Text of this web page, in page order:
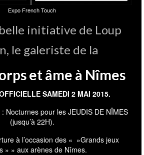
Expo French Touch
initiative de Loup
le galeriste de la
et âme à Nîmes
SAMEDI 2 MAI 2015.
Nocturnes pour les JEUDIS DE NÎMES
(jusqu’à 22H).
à l’occasion des « »Grands jeux
» » aux arènes de Nîmes.